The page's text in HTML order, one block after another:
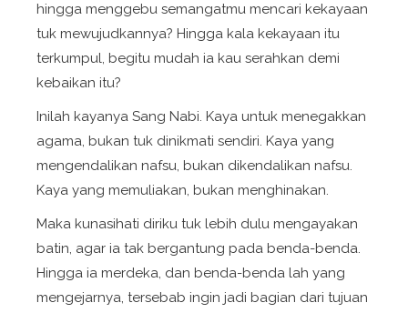
hingga menggebu semangatmu mencari kekayaan
tuk mewujudkannya? Hingga kala kekayaan itu
terkumpul, begitu mudah ia kau serahkan demi
kebaikan itu?
Inilah kayanya Sang Nabi. Kaya untuk menegakkan
agama, bukan tuk dinikmati sendiri. Kaya yang
mengendalikan nafsu, bukan dikendalikan nafsu.
Kaya yang memuliakan, bukan menghinakan.
Maka kunasihati diriku tuk lebih dulu mengayakan
batin, agar ia tak bergantung pada benda-benda.
Hingga ia merdeka, dan benda-benda lah yang
mengejarnya, tersebab ingin jadi bagian dari tujuan